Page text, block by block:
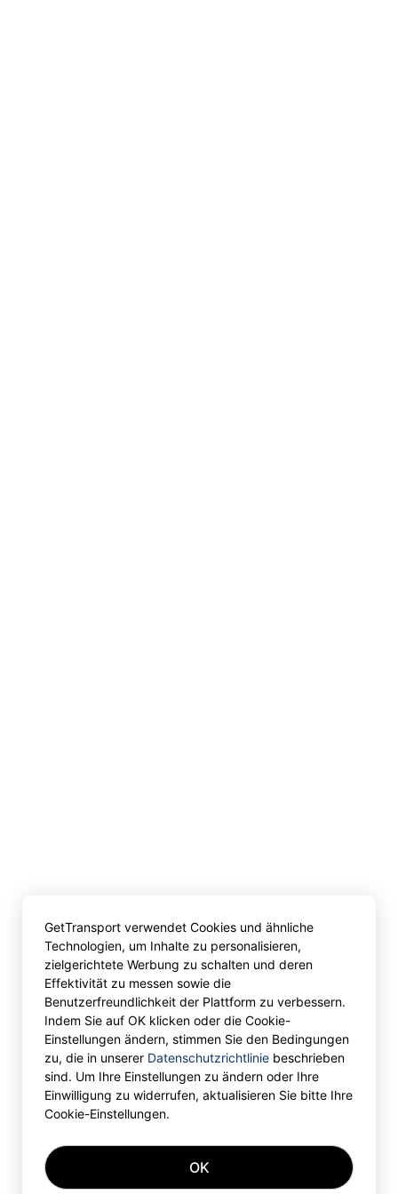
GetTransport verwendet Cookies und ähnliche
Technologien, um Inhalte zu personalisieren,
zielgerichtete Werbung zu schalten und deren
Effektivität zu messen sowie die
Benutzerfreundlichkeit der Plattform zu verbessern.
Indem Sie auf OK klicken oder die Cookie-
Einstellungen ändern, stimmen Sie den Bedingungen
zu, die in unserer Datenschutzrichtlinie beschrieben
sind. Um Ihre Einstellungen zu ändern oder Ihre
Einwilligung zu widerrufen, aktualisieren Sie bitte Ihre
Cookie-Einstellungen.
OK